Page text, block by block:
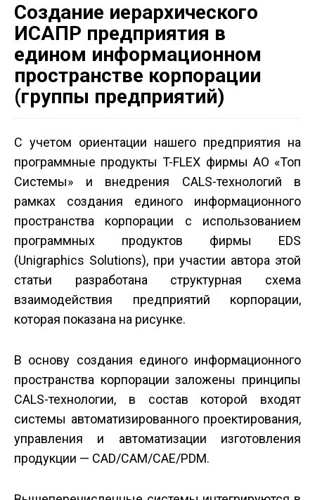
Создание иерархического
ИСАПР предприятия в
едином информационном
пространстве корпорации
(группы предприятий)
С учетом ориентации нашего предприятия на
программные продукты T-FLEX фирмы AO «Топ
Системы» и внедрения CALS-технологий в
рамках создания единого информационного
пространства корпорации с использованием
программных продуктов фирмы EDS
(Unigraphics Solutions), при участии автора этой
статьи разработана структурная схема
взаимодействия предприятий корпорации,
которая показана на рисунке.
В основу создания единого информационного
пространства корпорации заложены принципы
CALS-технологии, в состав которой входят
системы автоматизированного проектирования,
управления и автоматизации изготовления
продукции — CAD/CAM/CAE/PDM.